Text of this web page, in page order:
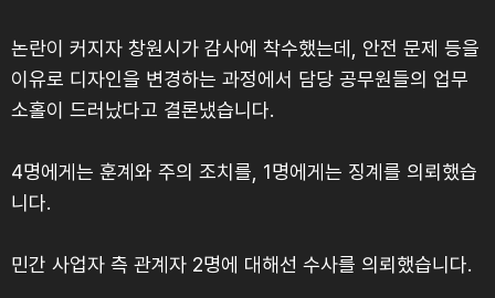
논란이 커지자 창원시가 감사에 착수했는데, 안전 문제 등을
이유로 디자인을 변경하는 과정에서 담당 공무원들의 업무
소홀이 드러났다고 결론냈습니다.
4명에게는 훈계와 주의 조치를, 1명에게는 징계를 의뢰했습
니다.
민간 사업자 측 관계자 2명에 대해선 수사를 의뢰했습니다.